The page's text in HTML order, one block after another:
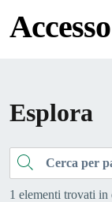
Esplora
Cerca
1 elementi trovati